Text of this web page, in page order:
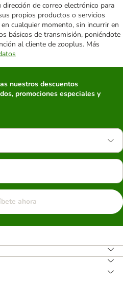
de correo electrónico para
propios productos o servicios
cualquier momento, sin incurrir en
básicos de transmisión, poniéndote
al cliente de zooplus. Más
nuestros descuentos
promociones especiales y
ahora